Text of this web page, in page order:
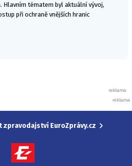
Hlavním tématem byl aktuální vývoj,
při ochraně vnějších hranic
zpravodajství EuroZprávy.cz